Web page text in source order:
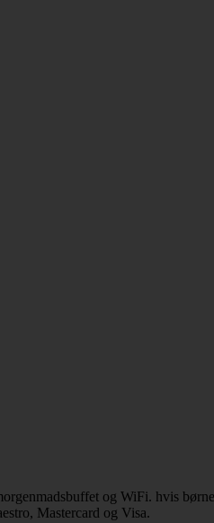
og WiFi. hvis
Mastercard og Visa.